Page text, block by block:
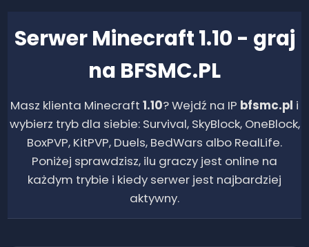
Serwer Minecraft1.10 - graj
na BFSMC.PL
Masz klienta Minecraft 1.10? Wejdź na IP bfsmc.pl i
wybierz tryb dla siebie: Survival, SkyBlock, OneBlock,
BoxPVP, KitPVP, Duels, BedWars albo RealLife.
Poniżej sprawdzisz, ilu graczy jest online na
każdym trybie i kiedy serwer jest najbardziej
aktywny.